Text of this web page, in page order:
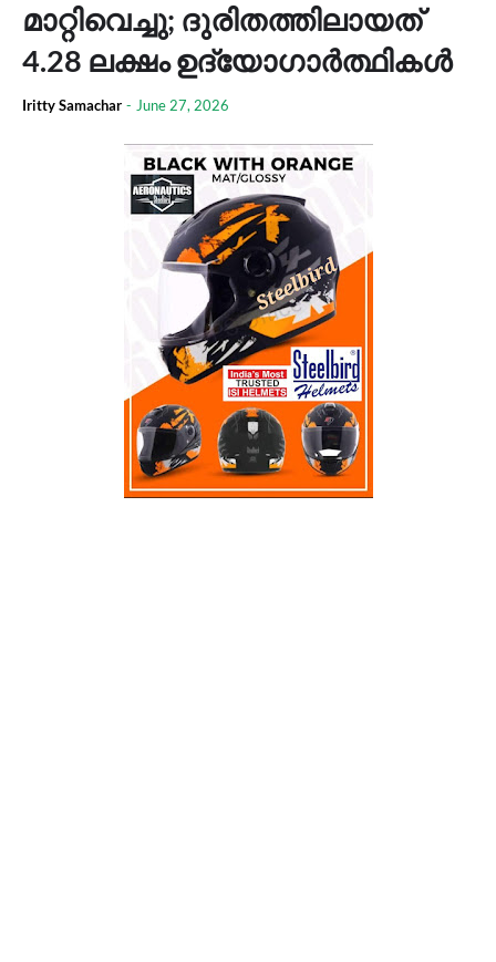
മാറ്റിവെച്ചു; ദുരിതത്തിലായത്
4.28 ലക്ഷം ഉദ്യോഗാര്‍ത്ഥികള്‍
Iritty Samachar - June 27, 2026